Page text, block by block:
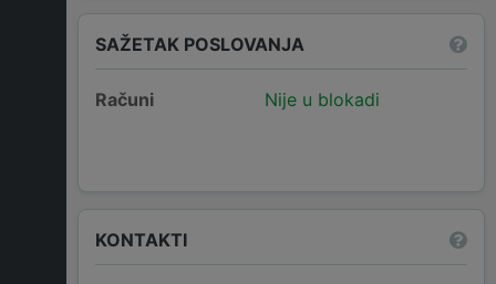
SAŽETAK POSLOVANJA
Računi Nije u blokadi
KONTAKTI